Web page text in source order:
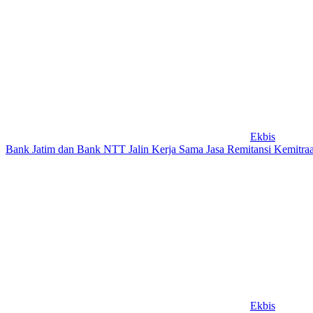
Ekbis
Bank Jatim dan Bank NTT Jalin Kerja Sama Jasa Remitansi
Ekbis